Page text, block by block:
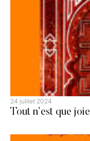
24 juillet 2024
Tout n’est que joie